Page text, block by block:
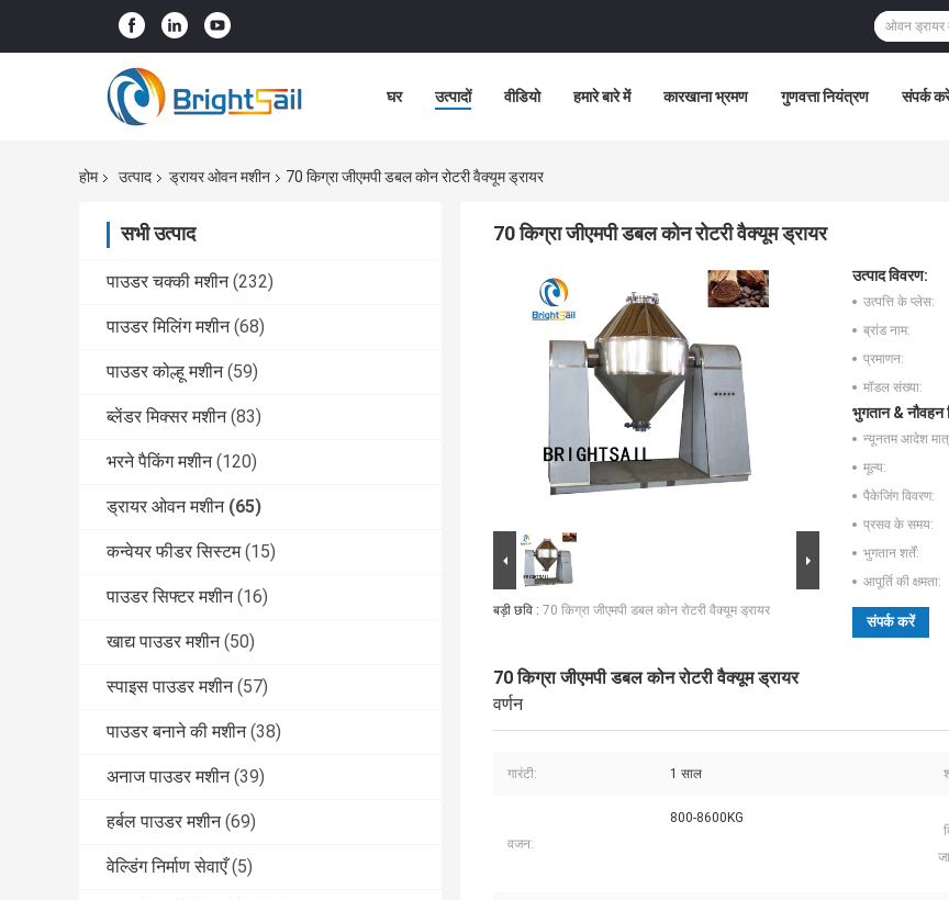
घर उत्पादों वीडियो हमारे बारे में कारखाना भ्रमण गुणवत्ता नियंत्रण संपर्क
होम उत्पाद ड्रायर ओवन मशीन 70 किग्रा जीएमपी डबल कोन रोटरी वैक्यूम ड्रायर
सभी उत्पाद
पाउडर चक्की मशीन (232)
पाउडर मिलिंग मशीन (68)
पाउडर कोल्हू मशीन (59)
ब्लेंडर मिक्सर मशीन (83)
भरने पैकिंग मशीन (120)
ड्रायर ओवन मशीन (65)
कन्वेयर फीडर सिस्टम (15)
पाउडर सिफ्टर मशीन (16)
खाद्य पाउडर मशीन (50)
स्पाइस पाउडर मशीन (57)
पाउडर बनाने की मशीन (38)
अनाज पाउडर मशीन (39)
हर्बल पाउडर मशीन (69)
वेल्डिंग निर्माण सेवाएँ (5)
70 किग्रा जीएमपी डबल कोन रोटरी वैक्यूम ड्रायर
बड़ी छवि : 70 किग्रा जीएमपी डबल कोन रोटरी वैक्यूम ड्रायर
उत्पाद विवरण:
उत्पत्ति के प्लेस:
ब्रांड नाम:
प्रमाणन:
मॉडल संख्या:
भुगतान & नौवहन
न्यूनतम आदेश
मूल्य:
पैकेजिंग विवरण:
प्रसव के समय:
भुगतान शर्तें:
आपूर्ति की क्षमता:
संपर्क करें
70 किग्रा जीएमपी डबल कोन रोटरी वैक्यूम ड्रायर
वर्णन
गारंटी: 1 साल
वजन:
800-8600KG